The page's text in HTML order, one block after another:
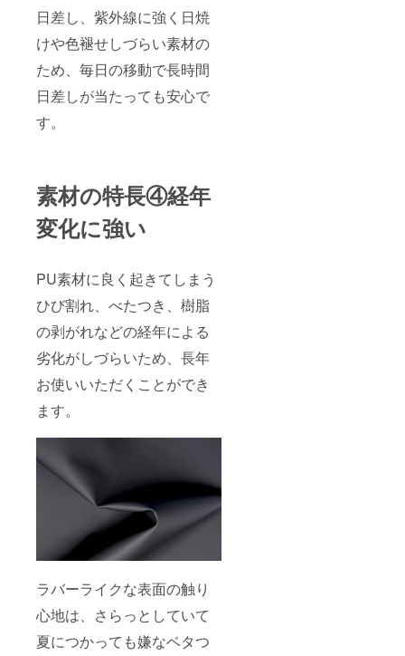
日差し、紫外線に強く日焼
けや色褪せしづらい素材の
ため、毎日の移動で長時間
日差しが当たっても安心で
す。
素材の特長④経年
変化に強い
PU素材に良く起きてしまう
ひび割れ、べたつき、樹脂
の剥がれなどの経年による
劣化がしづらいため、長年
お使いいただくことができ
ます。
ラバーライクな表面の触り
心地は、さらっとしていて
夏につかっても嫌なベタつ